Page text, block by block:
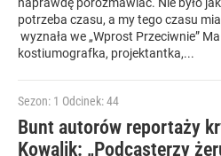
potrzeba czasu, a my tego czasu
wyznała we „Wprost Przeciwnie”
kostiumografka, projektantka,...
Sezon: 1 Odcinek: 44
Bunt autorów reportaży
Kowalik: „Podcasterzy